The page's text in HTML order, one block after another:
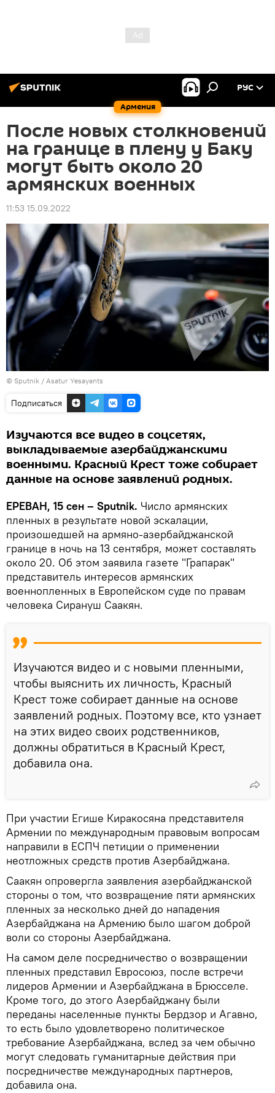
Армения
РУС
После новых столкновений
на границе в плену у Баку
могут быть около 20
армянских военных
11:53 15.09.2022
© Sputnik / Asatur Yesayants
Подписаться
Изучаются все видео в соцсетях,
выкладываемые азербайджанскими
военными. Красный Крест тоже собирает
данные на основе заявлений родных.
ЕРЕВАН, 15 сен – Sputnik. Число армянских
пленных в результате новой эскалации,
произошедшей на армяно-азербайджанской
границе в ночь на 13 сентября, может составлять
около 20. Об этом заявила газете "Грапарак"
представитель интересов армянских
военнопленных в Европейском суде по правам
человека Сирануш Саакян.
Изучаются видео и с новыми пленными,
чтобы выяснить их личность, Красный
Крест тоже собирает данные на основе
заявлений родных. Поэтому все, кто узнает
на этих видео своих родственников,
должны обратиться в Красный Крест,
добавила она.
При участии Егише Киракосяна представителя
Армении по международным правовым вопросам
направили в ЕСПЧ петиции о применении
неотложных средств против Азербайджана.
Саакян опровергла заявления азербайджанской
стороны о том, что возвращение пяти армянских
пленных за несколько дней до нападения
Азербайджана на Армению было шагом доброй
воли со стороны Азербайджана.
На самом деле посредничество о возвращении
пленных представил Евросоюз, после встречи
лидеров Армении и Азербайджана в Брюсселе.
Кроме того, до этого Азербайджану были
переданы населенные пункты Бердзор и Агавно,
то есть было удовлетворено политическое
требование Азербайджана, вслед за чем обычно
могут следовать гуманитарные действия при
посредничестве международных партнеров,
добавила она.